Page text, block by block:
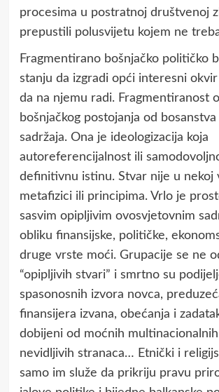
procesima u postratnoj društvenoj
prepustili polusvijetu kojem ne
Fragmentirano bošnjačko političko
stanju da izgradi opći interesni
da na njemu radi. Fragmentiranost
bošnjačkog postojanja od
sadržaja. Ona je ideologizacija koja
autoreferencijalnost ili
definitivnu istinu. Stvar nije u nekoj
metafizici ili principima. Vrlo je
sasvim opipljivim ovosvjetovnim
obliku finansijske, političke,
druge vrste moći. Grupacije se ne
“opipljivih stvari” i smrtno su
spasonosnih izvora novca,
finansijera izvana, obećanja i
dobijeni od moćnih
nevidljivih stranaca… Etnički i
samo im služe da prikriju pravu